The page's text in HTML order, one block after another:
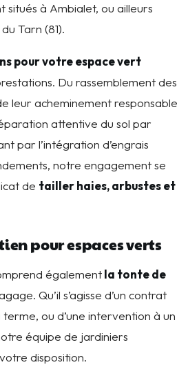
situés à Ambialet, ou ailleurs
Tarn (81).
pour votre espace vert
Du rassemblement des
leur acheminement responsable
attentive du sol par
par l’intégration d’engrais
notre engagement se
de tailler haies, arbustes et
pour espaces verts
égalementla tonte de
Qu’il s’agisse d’un contrat
terme, ou d’une intervention à un
équipe de jardiniers
disposition.